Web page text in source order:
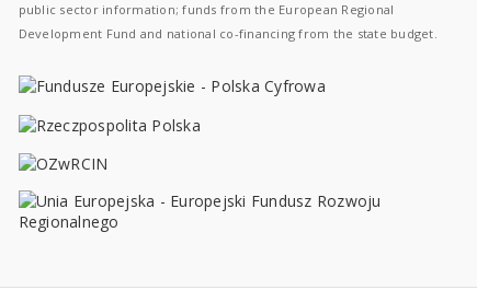
public sector information; funds from the European Regional
Development Fund and national co-financing from the state budget.